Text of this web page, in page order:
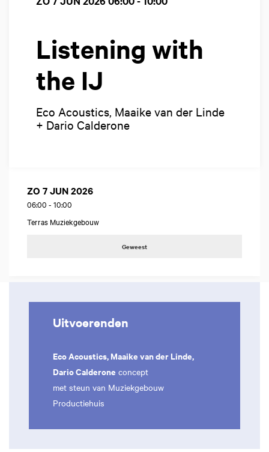
Listening with
the IJ
Eco Acoustics, Maaike van der Linde
+ Dario Calderone
ZO 7 JUN 2026
06:00 - 10:00
Terras Muziekgebouw
Geweest
Uitvoerenden
Eco Acoustics, Maaike van der Linde,
Dario Calderone concept
met steun van Muziekgebouw
Productiehuis